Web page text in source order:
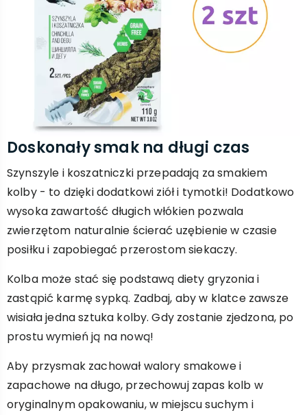
Doskonały smak na długi czas
Szynszyle i koszatniczki przepadają za smakiem
kolby - to dzięki dodatkowi ziół i tymotki! Dodatkowo
wysoka zawartość długich włókien pozwala
zwierzętom naturalnie ścierać uzębienie w czasie
posiłku i zapobiegać przerostom siekaczy.
Kolba może stać się podstawą diety gryzonia i
zastąpić karmę sypką. Zadbaj, aby w klatce zawsze
wisiała jedna sztuka kolby. Gdy zostanie zjedzona, po
prostu wymień ją na nową!
Aby przysmak zachował walory smakowe i
zapachowe na długo, przechowuj zapas kolb w
oryginalnym opakowaniu, w miejscu suchym i